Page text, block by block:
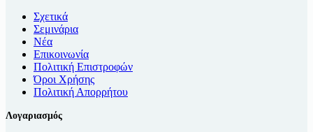
Σχετικά
Σεμινάρια
Νέα
Επικοινωνία
Πολιτική Επιστροφών
Όροι Χρήσης
Πολιτική Απορρήτου
Λογαριασμός